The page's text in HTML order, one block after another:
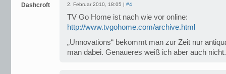
Dashcroft 2. Februar 2010, 18:05 | #4
TV Go Home ist nach wie vor online:
http://www.tvgohome.com/archive.html
„Unnovations“ bekommt man zur Zeit nur
man dabei. Genaueres weiß ich aber auch nicht.